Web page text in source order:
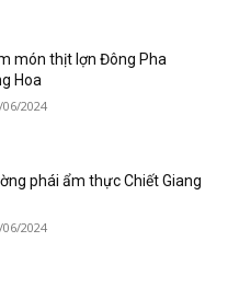
món thịt lợn Đông Pha
Hoa
06/2024
phái ẩm thực Chiết Giang
06/2024